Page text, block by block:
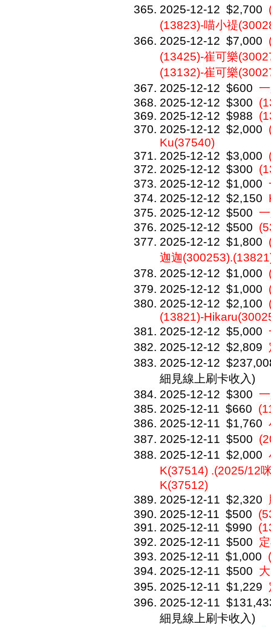
2025-12-12 $2,700
(13823)-喵小禔
2025-12-12 $7,000
(13425)-崔可樂
(13132)-崔可樂
2025-12-12 $600
2025-12-12 $300
2025-12-12 $988
2025-12-12 $2,000
Ku(37540)
2025-12-12 $3,000
2025-12-12 $300
2025-12-12 $1,000
2025-12-12 $2,150
2025-12-12 $500
2025-12-12 $500
2025-12-12 $1,800
迦迦
2025-12-12 $1,000
2025-12-12 $1,000
2025-12-12 $2,100
(13821)-
2025-12-12 $5,000
2025-12-12 $2,809
2025-12-12
細見線上刷卡收入)
2025-12-12 $300
2025-12-11 $660
2025-12-11 $1,760
2025-12-11 $500
2025-12-11 $2,000
K(37514) .(2025/12
K(37512)
2025-12-11 $2,320
2025-12-11 $500
2025-12-11 $990
2025-12-11 $500
2025-12-11 $1,000
2025-12-11 $500
2025-12-11 $1,229
2025-12-11
細見線上刷卡收入)